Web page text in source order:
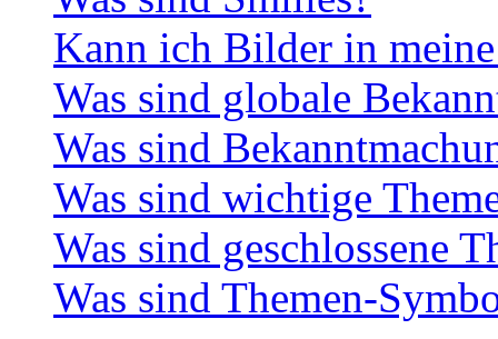
Kann ich Bilder in
Was sind globale
Was sind
Was sind wichtige
Was sind geschlossene
Was sind Themen-